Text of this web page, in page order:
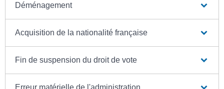
Déménagement
Acquisition de la nationalité française
Fin de suspension du droit de vote
Erreur matérielle de l'administration